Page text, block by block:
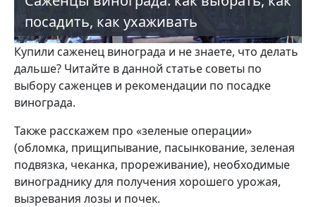
посадить, как ухаживать
Купили саженец винограда и не знаете, что делать
дальше? Читайте в данной статье советы по
выбору саженцев и рекомендации по посадке
винограда.
Также расскажем про «зеленые операции»
(обломка, прищипывание, пасынкование, зеленая
подвязка, чеканка, прореживание), необходимые
винограднику для получения хорошего урожая,
вызревания лозы и почек.